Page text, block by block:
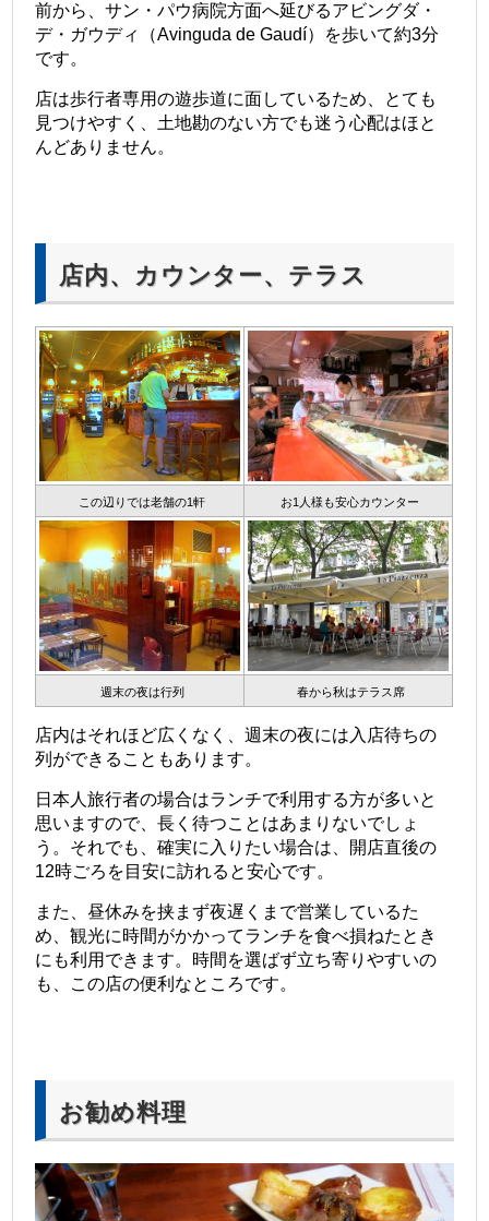
前から、サン・パウ病院方面へ延びるアビングダ・
デ・ガウディ（Avinguda de Gaudí）を歩いて約3分
です。
店は歩行者専用の遊歩道に面しているため、とても
見つけやすく、土地勘のない方でも迷う心配はほと
んどありません。
店内、カウンター、テラス
この辺りでは老舗の1軒 お1人様も安心カウンター
週末の夜は行列 春から秋はテラス席
店内はそれほど広くなく、週末の夜には入店待ちの
列ができることもあります。
日本人旅行者の場合はランチで利用する方が多いと
思いますので、長く待つことはあまりないでしょ
う。それでも、確実に入りたい場合は、開店直後の
12時ごろを目安に訪れると安心です。
また、昼休みを挟まず夜遅くまで営業しているた
め、観光に時間がかかってランチを食べ損ねたとき
にも利用できます。時間を選ばず立ち寄りやすいの
も、この店の便利なところです。
お勧め料理